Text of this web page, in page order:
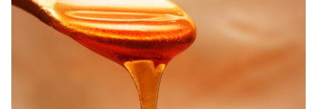
モリモリスリムが体に悪い&まずい口
コミは本当？ダイエット効果の評判
黒ゴマ食べ続けた結果！体に悪い？効
果・栄養&白ゴマの違い